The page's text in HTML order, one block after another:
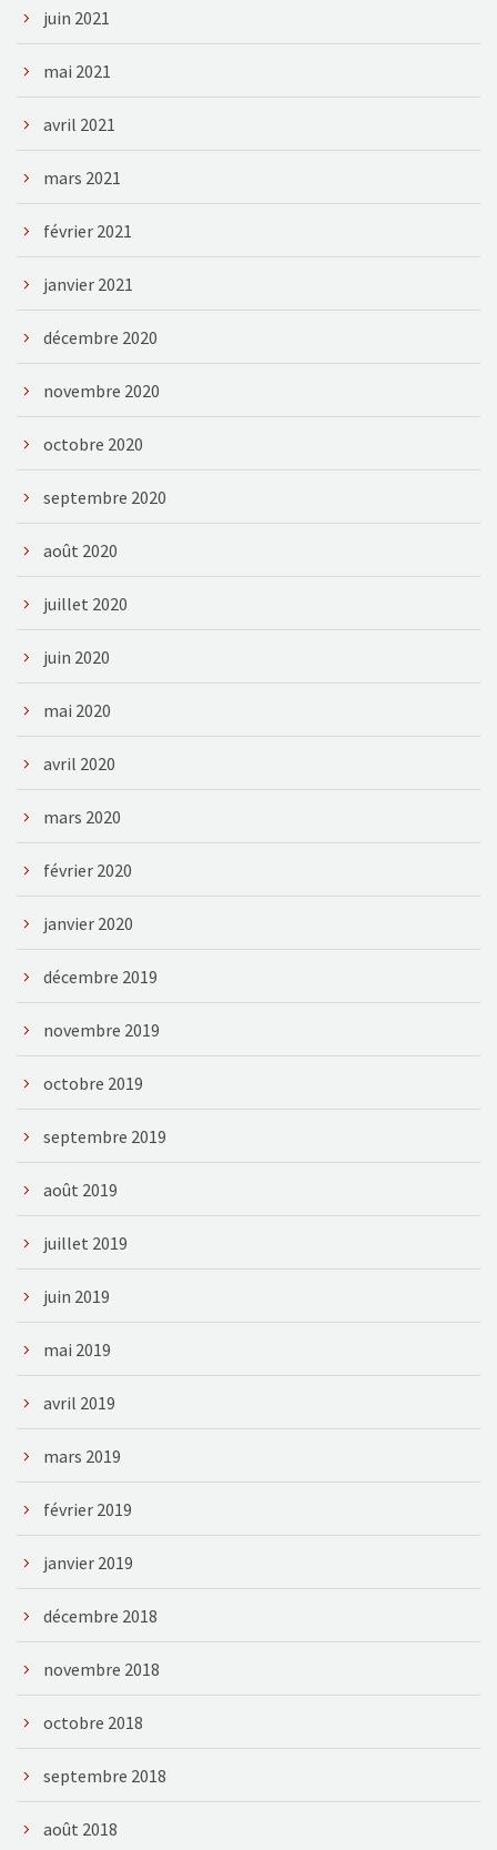
juin 2021
mai 2021
avril 2021
mars 2021
février 2021
janvier 2021
décembre 2020
novembre 2020
octobre 2020
septembre 2020
août 2020
juillet 2020
juin 2020
mai 2020
avril 2020
mars 2020
février 2020
janvier 2020
décembre 2019
novembre 2019
octobre 2019
septembre 2019
août 2019
juillet 2019
juin 2019
mai 2019
avril 2019
mars 2019
février 2019
janvier 2019
décembre 2018
novembre 2018
octobre 2018
septembre 2018
août 2018